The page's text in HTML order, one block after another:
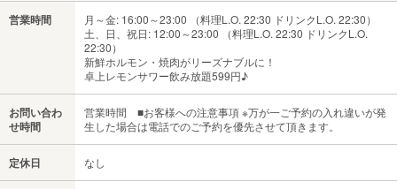
営業時間
月～金: 16:00～23:00 （料理L.O. 22:30 ドリンクL.O. 22:30）
土、日、祝日: 12:00～23:00 （料理L.O. 22:30 ドリンクL.O.
22:30）
新鮮ホルモン・焼肉がリーズナブルに！
卓上レモンサワー飲み放題599円♪
お問い合わ
せ時間
営業時間 ■お客様への注意事項 ※万が一ご予約の入れ違いが発
生した場合は電話でのご予約を優先させて頂きます。
定休日 なし